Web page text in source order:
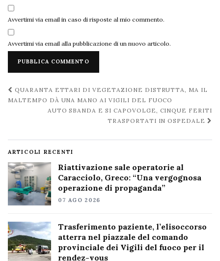
Avvertimi via email in caso di risposte al mio commento.
Avvertimi via email alla pubblicazione di un nuovo articolo.
Navigazione
post
QUARANTA ETTARI DI VEGETAZIONE DISTRUTTA, MA IL
MALTEMPO DÀ UNA MANO AI VIGILI DEL FUOCO
AUTO SBANDA E SI CAPOVOLGE, CINQUE FERITI
TRASPORTATI IN OSPEDALE
ARTICOLI RECENTI
Riattivazione sale operatorie al
Caracciolo, Greco: “Una vergognosa
operazione di propaganda”
07 AGO 2026
Trasferimento paziente, l’elisoccorso
atterra nel piazzale del comando
provinciale dei Vigili del fuoco per il
rendez-vous